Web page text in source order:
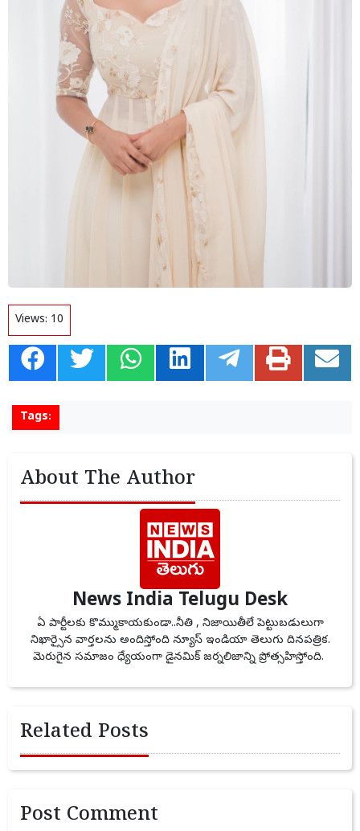
Views: 10
Tags:
About The Author
News India Telugu Desk
ఏ పార్టీలకు కొమ్ముకాయకుండా..నీతి , నిజాయితీలే పెట్టుబడులుగా
నిఖార్సైన వార్తలను అందిస్తోంది న్యూస్ ఇండియా తెలుగు దినపత్రిక.
మెరుగైన సమాజం ధ్యేయంగా డైనమిక్ జర్నలిజాన్ని ప్రోత్సహిస్తోంది.
Related Posts
Post Comment